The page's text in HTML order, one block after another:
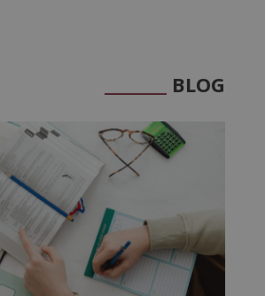
BLOG